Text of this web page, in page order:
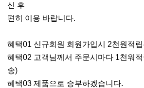
신 후
편히 이용 바랍니다.
혜택01 신규회원 회원가입시 2천원적
혜택02 고객님께서 주문시마다 1천워
송)
혜택03 제품으로 승부하겠습니다.